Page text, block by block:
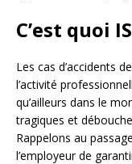
C’est quoi
Les cas d’accidents
l’activité
qu’ailleurs dans le
tragiques et
Rappelons au
l’employeur de